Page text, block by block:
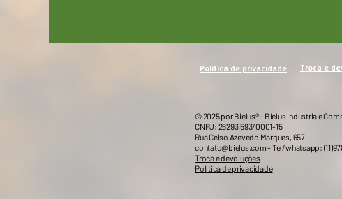
Política de privacidade Troca e
© 2025 por Bielus® - Bielus Industria e
CNPJ: 26293.593/0001-15
Rua Celso Azevedo Marques, 657
contato@bielus.com- Tel/whatsapp:
Troca e devoluções
Política de privacidade